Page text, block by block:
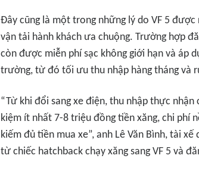
Đây cũng là một trong những lý do VF 5
vận tải hành khách ưa chuộng. Trường hợp
còn được miễn phí sạc không giới hạn và áp
trường, từ đó tối ưu thu nhập hàng tháng và
“Từ khi đổi sang xe điện, thu nhập thực
kiệm ít nhất 7-8 triệu đồng tiền xăng, chi phí
kiếm đủ tiền mua xe”, anh Lê Văn Bình, tài
từ chiếc hatchback chạy xăng sang VF 5 và